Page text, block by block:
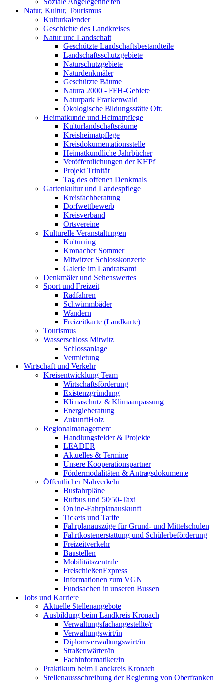
Soziale Angelegenheiten
Natur, Kultur, Tourismus
Kulturkalender
Geschichte des Landkreises
Natur und Landschaft
Geschützte Landschaftsbestandteile
Landschaftsschutzgebiete
Naturschutzgebiete
Naturdenkmäler
Geschützte Bäume
Natura 2000 - FFH-Gebiete
Naturpark Frankenwald
Ökologische Bildungsstätte Ofr.
Heimatkunde und Heimatpflege
Kulturlandschaftsräume
Kreisheimatpflege
Kreisdokumentationsstelle
Heimatkundliche Jahrbücher
Veröffentlichungen der KHPf
Projekt Trinität
Tag des offenen Denkmals
Gartenkultur und Landespflege
Kreisfachberatung
Dorfwettbewerb
Kreisverband
Ortsvereine
Kulturelle Veranstaltungen
Kulturring
Kronacher Sommer
Mitwitzer Schlosskonzerte
Galerie im Landratsamt
Denkmäler und Sehenswertes
Sport und Freizeit
Radfahren
Schwimmbäder
Wandern
Freizeitkarte (Landkarte)
Tourismus
Wasserschloss Mitwitz
Schlossanlage
Vermietung
Wirtschaft und Verkehr
Kreisentwicklung Team
Wirtschaftsförderung
Existenzgründung
Klimaschutz & Klimaanpassung
Energieberatung
ZukunftHolz
Regionalmanagement
Handlungsfelder & Projekte
LEADER
Aktuelles & Termine
Unsere Kooperationspartner
Fördermodalitäten & Antragsdokumente
Öffentlicher Nahverkehr
Busfahrpläne
Rufbus und 50/50-Taxi
Online-Fahrplanauskunft
Tickets und Tarife
Fahrplanauszüge für Grund- und Mittelschulen
Fahrtkostenerstattung und Schülerbeförderung
Freizeitverkehr
Baustellen
Mobilitätszentrale
FreischießenExpress
Informationen zum VGN
Fundsachen in unseren Bussen
Jobs und Karriere
Aktuelle Stellenangebote
Ausbildung beim Landkreis Kronach
Verwaltungsfachangestellte/r
Verwaltungswirt/in
Diplomverwaltungswirt/in
Straßenwärter/in
Fachinformatiker/in
Praktikum beim Landkreis Kronach
Stellenaussschreibung der Regierung von Oberfranken